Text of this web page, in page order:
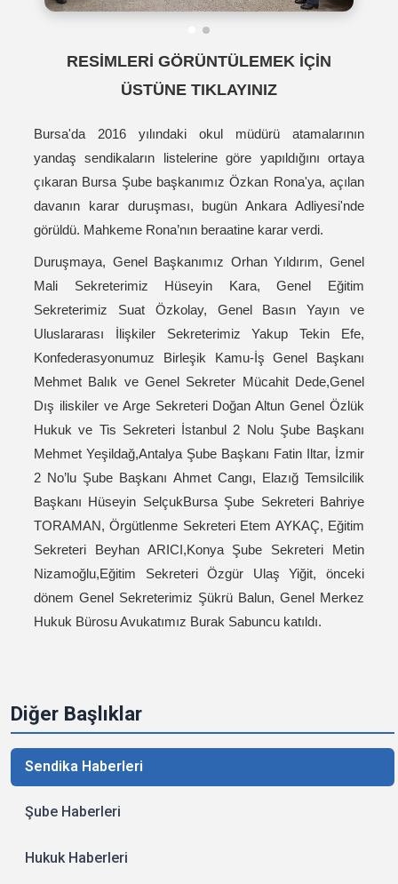
Diğer Başlıklar
Sendika Haberleri
Şube Haberleri
Hukuk Haberleri
RESİMLERİ GÖRÜNTÜLEMEK İÇİN
ÜSTÜNE TIKLAYINIZ
Bursa'da 2016 yılındaki okul müdürü atamalarının
yandaş sendikaların listelerine göre yapıldığını ortaya
çıkaran Bursa Şube başkanımız Özkan Rona'ya, açılan
davanın karar duruşması, bugün Ankara Adliyesi'nde
görüldü. Mahkeme Rona’nın beraatine karar verdi.
Duruşmaya, Genel Başkanımız Orhan Yıldırım, Genel
Mali Sekreterimiz Hüseyin Kara, Genel Eğitim
Sekreterimiz Suat Özkolay, Genel Basın Yayın ve
Uluslararası İlişkiler Sekreterimiz Yakup Tekin Efe,
Konfederasyonumuz Birleşik Kamu-İş Genel Başkanı
Mehmet Balık ve Genel Sekreter Mücahit Dede,Genel
Dış iliskiler ve Arge Sekreteri Doğan Altun Genel Özlük
Hukuk ve Tis Sekreteri İstanbul 2 Nolu Şube Başkanı
Mehmet Yeşildağ,Antalya Şube Başkanı Fatin Iltar, İzmir
2 No’lu Şube Başkanı Ahmet Cangı, Elazığ Temsilcilik
Başkanı Hüseyin SelçukBursa Şube Sekreteri Bahriye
TORAMAN, Örgütlenme Sekreteri Etem AYKAÇ, Eğitim
Sekreteri Beyhan ARICI,Konya Şube Sekreteri Metin
Nizamoğlu,Eğitim Sekreteri Özgür Ulaş Yiğit, önceki
dönem Genel Sekreterimiz Şükrü Balun, Genel Merkez
Hukuk Bürosu Avukatımız Burak Sabuncu katıldı.